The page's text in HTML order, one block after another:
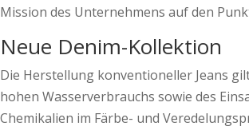
Mission des Unternehmens auf den
Neue Denim-Kollektion
Die Herstellung konventioneller Jeans
hohen Wasserverbrauchs sowie des
Chemikalien im Färbe- und